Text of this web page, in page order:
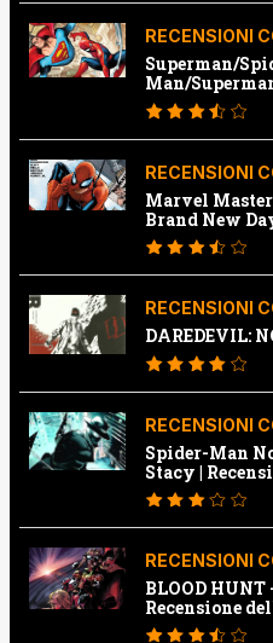
RECENSIONI
Superman/
Man/
Marvel e Dc |
RECENSIONI
Marvel
Brand New
RECENSIONI
DAREDEVIL:
RECENSIONI
Spider-Man
Stacy |
RECENSIONI
BLOOD HUNT
Recensione
della Marvel